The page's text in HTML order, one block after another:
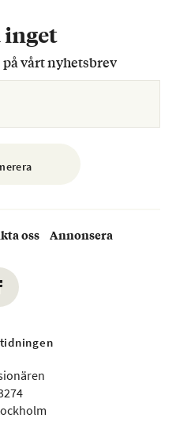
inget
vårt nyhetsbrev
oss Annonsera